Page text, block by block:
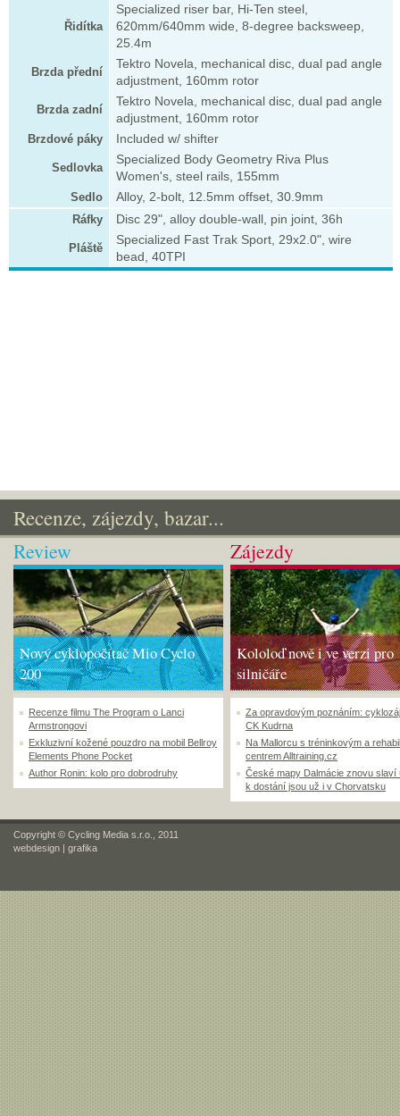
Řidítka
Specialized riser bar, Hi-Ten steel,
620mm/640mm wide, 8-degree backsweep,
25.4m
Brzda přední
Tektro Novela, mechanical disc, dual pad angle
adjustment, 160mm rotor
Brzda zadní
Tektro Novela, mechanical disc, dual pad angle
adjustment, 160mm rotor
Brzdové páky
Included w/ shifter
Sedlovka
Specialized Body Geometry Riva Plus
Women's, steel rails, 155mm
Sedlo
Alloy, 2-bolt, 12.5mm offset, 30.9mm
Ráfky
Disc 29", alloy double-wall, pin joint, 36h
Pláště
Specialized Fast Trak Sport, 29x2.0", wire
bead, 40TPI
Recenze, zájezdy, bazar...
Review
Nový cyklopočítač Mio Cyclo
200
Recenze filmu The Program o Lanci
Armstrongovi
Exkluzivní kožené pouzdro na mobil Bellroy
Elements Phone Pocket
Author Ronin: kolo pro dobrodruhy
Zájezdy
Kololoď nově i ve verzi pro
silničáře
Za opravdovým poznáním:
CK Kudrna
Na Mallorcu s tréninkovým a
centrem Alltraining.cz
České mapy Dalmácie znovu slaví
k dostání jsou už i v Chorvatsku
Copyright © Cycling Media s.r.o., 2011
webdesign | grafika